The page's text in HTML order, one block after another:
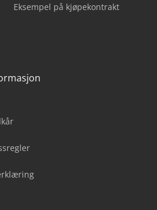
Eksempel på kjøpekontrakt